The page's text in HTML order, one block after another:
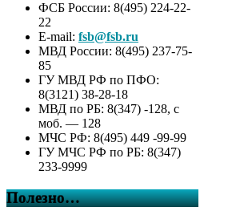
ФСБ России: 8(495) 224-22-
22
E-mail: fsb@fsb.ru
МВД России: 8(495) 237-75-
85
ГУ МВД РФ по ПФО:
8(3121) 38-28-18
МВД по РБ: 8(347) -128, с
моб. — 128
МЧС РФ: 8(495) 449 -99-99
ГУ МЧС РФ по РБ: 8(347)
233-9999
Полезно…